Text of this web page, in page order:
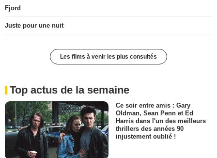
Fjord
Juste pour une nuit
Les films à venir les plus consultés
Top actus de la semaine
Ce soir entre amis : Gary
Oldman, Sean Penn et Ed
Harris dans l'un des meilleurs
thrillers des années 90
injustement oublié !